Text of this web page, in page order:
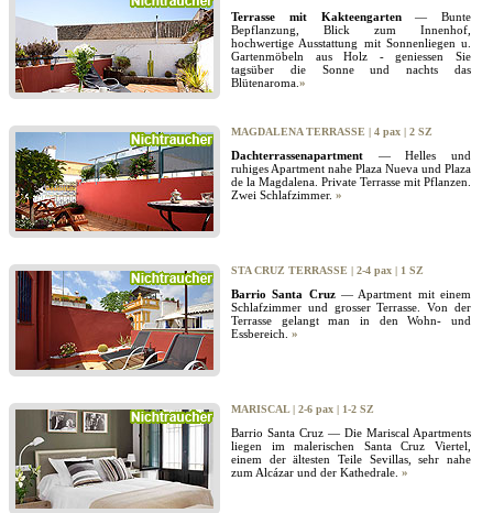
Terrasse mit Kakteengarten— Bunte
Bepflanzung, Blick zum Innenhof,
hochwertige Ausstattung mit Sonnenliegen u.
Gartenmöbeln aus Holz - geniessen Sie
tagsüber die Sonne und nachts das
Blütenaroma. »
MAGDALENA TERRASSE | 4 pax | 2 SZ
Dachterrassenapartment — Helles und
ruhiges Apartment nahe Plaza Nueva und Plaza
de la Magdalena. Private Terrasse mit Pflanzen.
Zwei Schlafzimmer. »
STA CRUZ TERRASSE | 2-4 pax | 1 SZ
Barrio Santa Cruz — Apartment mit einem
Schlafzimmer und grosser Terrasse. Von der
Terrasse gelangt man in den Wohn- und
Essbereich. »
MARISCAL | 2-6 pax | 1-2 SZ
Barrio Santa Cruz — Die Mariscal Apartments
liegen im malerischen Santa Cruz Viertel,
einem der ältesten Teile Sevillas, sehr nahe
zum Alcázar und der Kathedrale. »